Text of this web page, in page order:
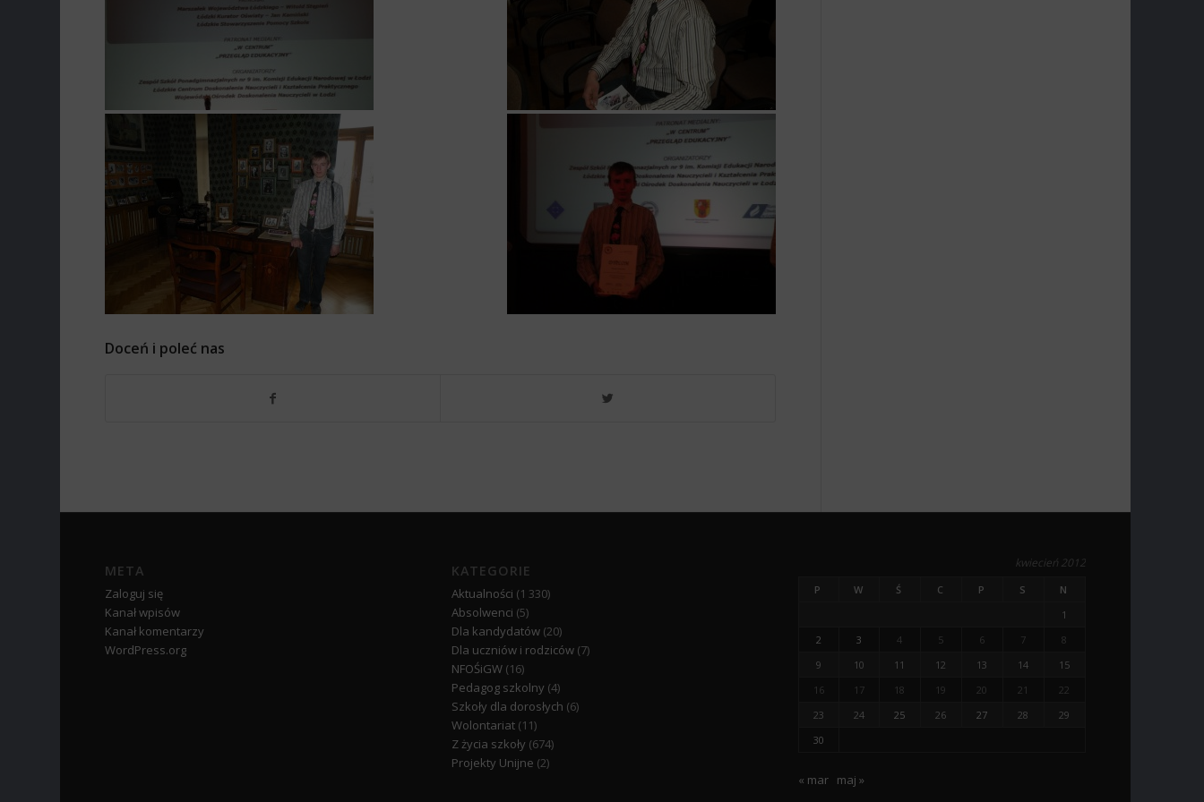
Doceń i poleć nas
META
Zaloguj się
Kanał wpisów
Kanał komentarzy
WordPress.org
KATEGORIE
Aktualności (1 330)
Absolwenci (5)
Dla kandydatów(20)
Dla uczniów i rodziców(7)
NFOŚiGW(16)
Pedagog szkolny (4)
Szkoły dla dorosłych (6)
Wolontariat(11)
Z życia szkoły (674)
Projekty Unijne (2)
kwiecień 2012
P W Ś C P S
N
1
2
3 4 5 6 7
8
9
10 11 12 13 14
15
16
17 18 19 20 21
22
23
24 25 26 27 28
29
30
« mar maj »